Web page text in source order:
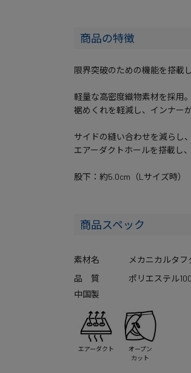
商品の特徴
限界突破のための機能を搭載し
軽量な高密度織物素材を採用。
裾めくれを軽減し、インナー
サイドの縫い合わせを減らし
エアーダクトホールを搭載し
股下：約5.0cm（Lサイズ時）
商品スペック
素材名
メカニカルタフ
品 質
ポリエステル
中国製
エアーダクト
オープン
カット